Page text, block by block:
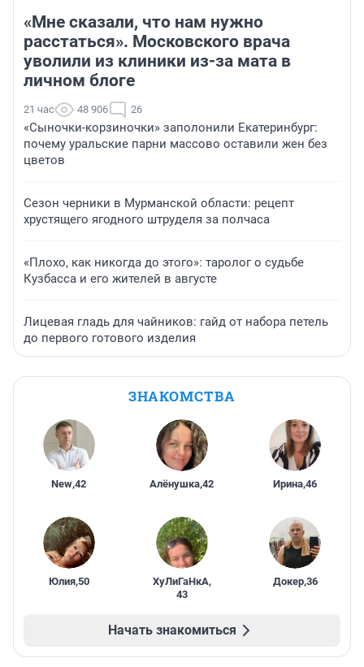
«Мне сказали, что нам нужно
расстаться». Московского врача
уволили из клиники из-за мата в
личном блоге
21 час 48 906 26
«Сыночки-корзиночки» заполонили Екатеринбург:
почему уральские парни массово оставили жен без
цветов
Сезон черники в Мурманской области: рецепт
хрустящего ягодного штруделя за полчаса
«Плохо, как никогда до этого»: таролог о судьбе
Кузбасса и его жителей в августе
Лицевая гладь для чайников: гайд от набора петель
до первого готового изделия
ЗНАКОМСТВА
New,42 Алёнушка,42 Ирина,46
Юлия,50 ХуЛиГаНкА,
43
Докер,36
Начать знакомиться